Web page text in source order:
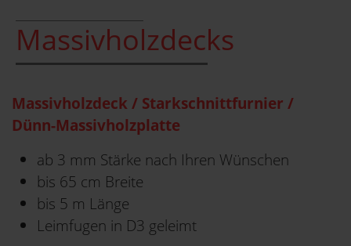
Massivholzdecks
Massivholzdeck / Starkschnittfurnier /
Dünn-Massivholzplatte
ab 3 mm Stärke nach Ihren Wünschen
bis 65 cm Breite
bis 5 m Länge
Leimfugen in D3 geleimt